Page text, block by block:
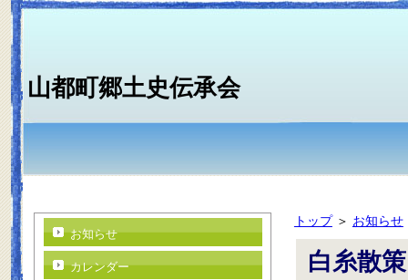
山都町郷土史伝承会
トップ＞ お知らせ
白糸散
お知らせ
カレンダー